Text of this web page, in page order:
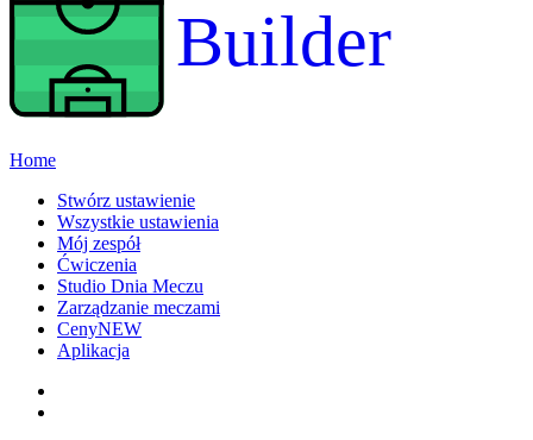
Builder
Home
Stwórz ustawienie
Wszystkie ustawienia
Mój zespół
Ćwiczenia
Studio Dnia Meczu
Zarządzanie meczami
CenyNEW
Aplikacja